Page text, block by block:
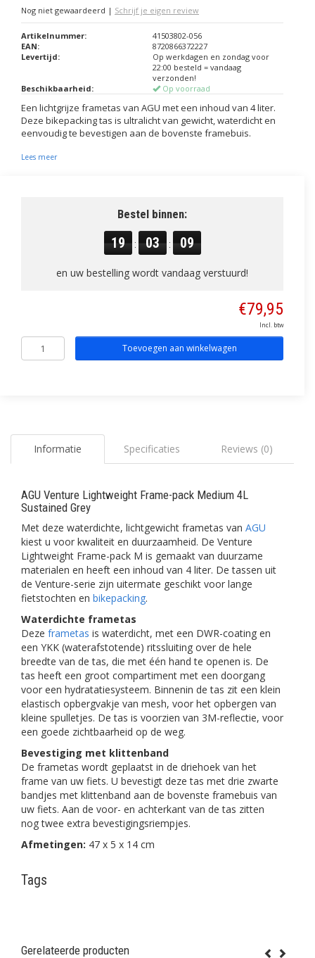
Nog niet gewaardeerd | Schrijf je eigen review
Artikelnummer:
41503802-056
EAN:
8720866372227
Levertijd:
Op werkdagen en zondag voor
22:00 besteld = vandaag
verzonden!
Beschikbaarheid:
Op voorraad
Een lichtgrijze frametas van AGU met een inhoud van 4 liter.
Deze bikepacking tas is ultralicht van gewicht, waterdicht en
eenvoudig te bevestigen aan de bovenste framebuis.
Lees meer
Bestel binnen:
19 : 03 : 08
en uw bestelling wordt vandaag verstuurd!
€79,95
Incl. btw
Toevoegen aan winkelwagen
Informatie Specificaties Reviews (0)
AGU Venture Lightweight Frame-pack Medium 4L
Sustained Grey
Met deze waterdichte, lichtgewicht frametas van AGU
kiest u voor kwaliteit en duurzaamheid. De Venture
Lightweight Frame-pack M is gemaakt van duurzame
materialen en heeft een inhoud van 4 liter. De tassen uit
de Venture-serie zijn uitermate geschikt voor lange
fietstochten en bikepacking.
Waterdichte frametas
Deze frametas is waterdicht, met een DWR-coating en
een YKK (waterafstotende) ritssluiting over de hele
breedte van de tas, die met één hand te openen is. De
tas heeft een groot compartiment met een doorgang
voor een hydratatiesysteem. Binnenin de tas zit een klein
elastisch opbergvakje van mesh, voor het opbergen van
kleine spulletjes. De tas is voorzien van 3M-reflectie, voor
een goede zichtbaarheid op de weg.
Bevestiging met klittenband
De frametas wordt geplaatst in de driehoek van het
frame van uw fiets. U bevestigt deze tas met drie zwarte
bandjes met klittenband aan de bovenste framebuis van
uw fiets. Aan de voor- en achterkant van de tas zitten
nog twee extra bevestigingsriempjes.
Afmetingen: 47 x 5 x 14 cm
Tags
Gerelateerde producten